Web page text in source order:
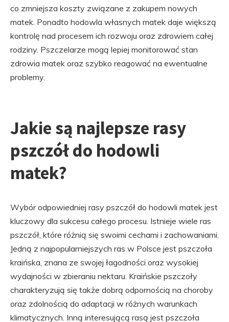
co zmniejsza koszty związane z zakupem nowych
matek. Ponadto hodowla własnych matek daje większą
kontrolę nad procesem ich rozwoju oraz zdrowiem całej
rodziny. Pszczelarze mogą lepiej monitorować stan
zdrowia matek oraz szybko reagować na ewentualne
problemy.
Jakie są najlepsze rasy
pszczół do hodowli
matek?
Wybór odpowiedniej rasy pszczół do hodowli matek jest
kluczowy dla sukcesu całego procesu. Istnieje wiele ras
pszczół, które różnią się swoimi cechami i zachowaniami.
Jedną z najpopularniejszych ras w Polsce jest pszczoła
kraińska, znana ze swojej łagodności oraz wysokiej
wydajności w zbieraniu nektaru. Kraińskie pszczoły
charakteryzują się także dobrą odpornością na choroby
oraz zdolnością do adaptacji w różnych warunkach
klimatycznych. Inną interesującą rasą jest pszczoła